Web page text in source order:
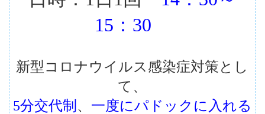
15：30
新型コロナウイルス感染症対策とし
て、
5分交代制 、 一度にパドックに入れる